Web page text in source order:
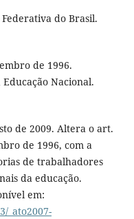
do Brasil.
de 1996.
Nacional.
de 2009. Altera o art.
de 1996, com a
de trabalhadores
da educação.
em:
_ato2007-